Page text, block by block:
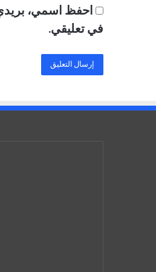
احفظ اسمي، بريدي
في تعليقي.